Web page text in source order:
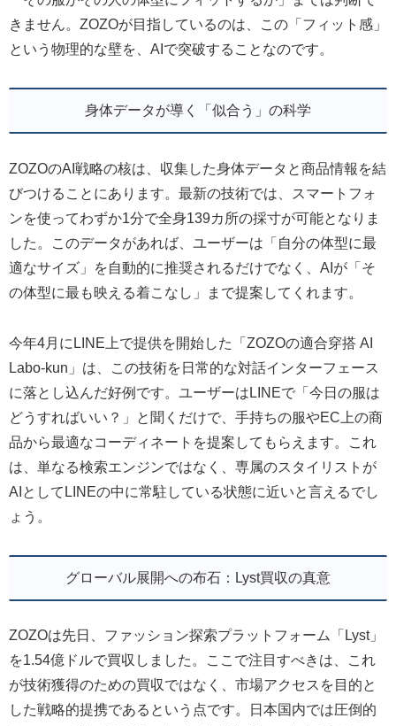
きません。ZOZOが目指しているのは、この「フィット感」
という物理的な壁を、AIで突破することなのです。
身体データが導く「似合う」の科学
ZOZOのAI戦略の核は、収集した身体データと商品情報を結
びつけることにあります。最新の技術では、スマートフォ
ンを使ってわずか1分で全身139カ所の採寸が可能となりま
した。このデータがあれば、ユーザーは「自分の体型に最
適なサイズ」を自動的に推奨されるだけでなく、AIが「そ
の体型に最も映える着こなし」まで提案してくれます。
今年4月にLINE上で提供を開始した「ZOZOの適合穿搭 AI
Labo-kun」は、この技術を日常的な対話インターフェース
に落とし込んだ好例です。ユーザーはLINEで「今日の服は
どうすればいい？」と聞くだけで、手持ちの服やEC上の商
品から最適なコーディネートを提案してもらえます。これ
は、単なる検索エンジンではなく、専属のスタイリストが
AIとしてLINEの中に常駐している状態に近いと言えるでし
ょう。
グローバル展開への布石：Lyst買収の真意
ZOZOは先日、ファッション探索プラットフォーム「Lyst」
を1.54億ドルで買収しました。ここで注目すべきは、これ
が技術獲得のための買収ではなく、市場アクセスを目的と
した戦略的提携であるという点です。日本国内では圧倒的